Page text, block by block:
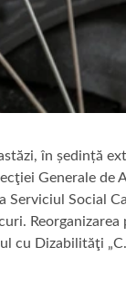
în ședință
Generale
Social
Reorganizarea
cu Dizabilităţi